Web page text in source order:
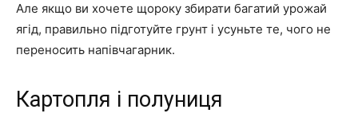
Але якщо ви хочете щороку збирати багатий урожай
ягід, правильно підготуйте грунт і усуньте те, чого не
переносить напівчагарник.
Картопля і полуниця